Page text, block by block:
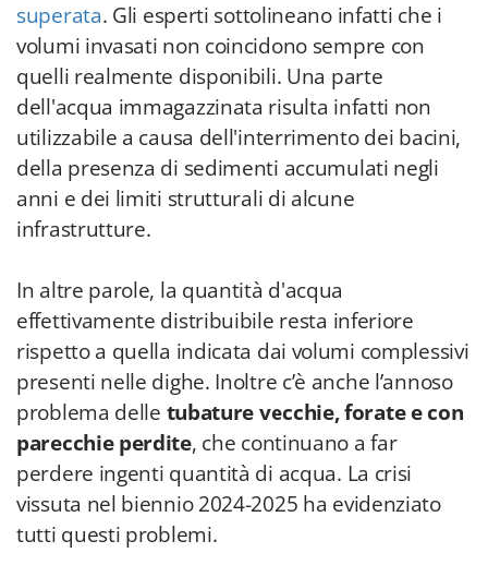
superata. Gli esperti sottolineano infatti che i
volumi invasati non coincidono sempre con
quelli realmente disponibili. Una parte
dell'acqua immagazzinata risulta infatti non
utilizzabile a causa dell'interrimento dei bacini,
della presenza di sedimenti accumulati negli
anni e dei limiti strutturali di alcune
infrastrutture.
In altre parole, la quantità d'acqua
effettivamente distribuibile resta inferiore
rispetto a quella indicata dai volumi complessivi
presenti nelle dighe. Inoltre c’è anche l’annoso
problema delle tubature vecchie, forate e con
parecchie perdite, che continuano a far
perdere ingenti quantità di acqua. La crisi
vissuta nel biennio 2024-2025 ha evidenziato
tutti questi problemi.